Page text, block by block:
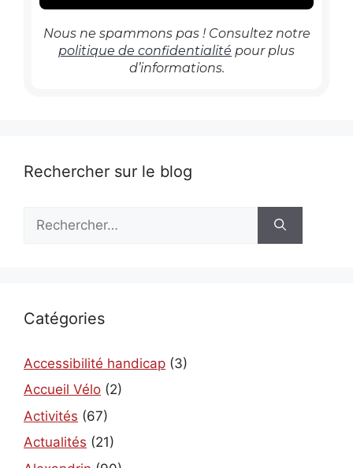
Nous ne spammons pas ! Consultez notre
politique de confidentialité pour plus
d’informations.
Rechercher sur le blog
Catégories
Accessibilité handicap (3)
Accueil Vélo (2)
Activités (67)
Actualités (21)